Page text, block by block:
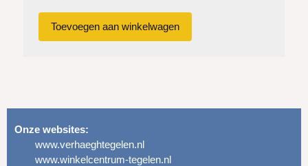
Onze websites:
www.verhaeghtegelen.nl
www.winkelcentrum-tegelen.nl